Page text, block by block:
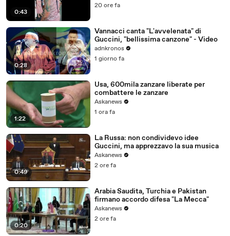
0:43
20 ore fa
0:28
Vannacci canta "L'avvelenata" di
Guccini, "bellissima canzone" - Video
adnkronos
1 giorno fa
1:22
Usa, 600mila zanzare liberate per
combattere le zanzare
Askanews
1 ora fa
0:49
La Russa: non condividevo idee
Guccini, ma apprezzavo la sua musica
Askanews
2 ore fa
0:20
Arabia Saudita, Turchia e Pakistan
firmano accordo difesa "La Mecca"
Askanews
2 ore fa